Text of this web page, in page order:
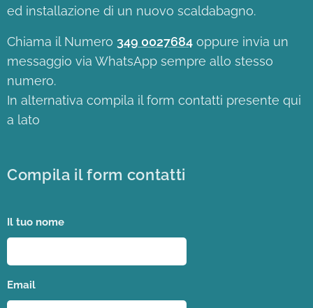
ed installazione di un nuovo scaldabagno.
Chiama il Numero 349 0027684 oppure invia un
messaggio via WhatsApp sempre allo stesso
numero.
In alternativa compila il form contatti presente qui
a lato
Compila il form contatti
Il tuo nome
Email